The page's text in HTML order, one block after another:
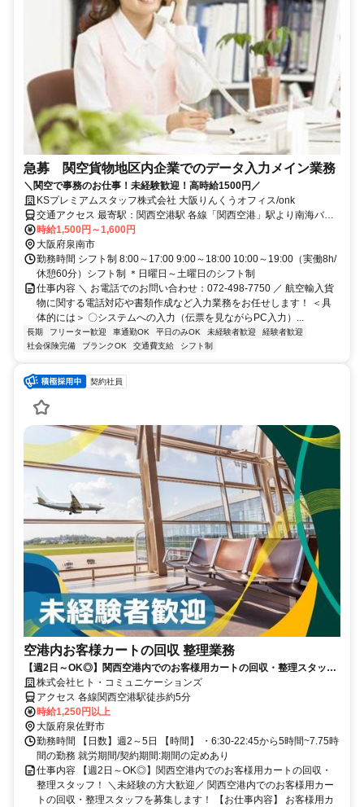
急募 関空貨物地区内企業でのデータ入力メイン業務
＼関空で事務のお仕事！未経験歓迎！高時給1500円／
KSプレミアムスタッフ株式会社 大阪りんくうオフィス/onk
交通アクセス 最寄駅：関西空港駅 各線「関西空港」駅より南海バス
で約8分 ※関西空港内にある貨物エリアでのお仕事です
時給1,500円～1,600円
大阪府泉南市
勤務時間 シフト制 8:00～17:00 9:00～18:00 10:00～19:00（実働8h/
休憩60分）シフト制 ＊日曜日～土曜日のシフト制
仕事内容 ＼ お電話でのお問い合わせ：072-498-7750 ／ 航空輸入貨
物に関する電話対応や書類作成など入力業務をお任せします！ ＜具
体的には＞ 〇システムへの入力（伝票を見ながらPC入力）...
長期 フリーター歓迎 車通勤OK 平日のみOK 未経験者歓迎
経験者歓迎
社会保険完備
ブランクOK 交通費支給 シフト制
契約社員
空港内お客様カートの回収 整理業務
【週2日～OK◎】関西空港内でのお客様用カートの回収・整理スタッ
フ！株式会社ヒト・コミュニケーションズ
アクセス 各線関西空港駅徒歩約5分
時給1,250円以上
大阪府泉佐野市
勤務時間 【日数】週2～5日 【時間】 ・6:30-22:45から5時間~7.75時
間の勤務 就労期間/契約期間:期間の定めあり
仕事内容 【週2日～OK◎】関西空港内でのお客様用カートの回収・
整理スタッフ！ ＼未経験の方大歓迎／ 関西空港内でのお客様用カー
トの回収・整理スタッフを募集します！ 【お仕事内容】 お客様用カ